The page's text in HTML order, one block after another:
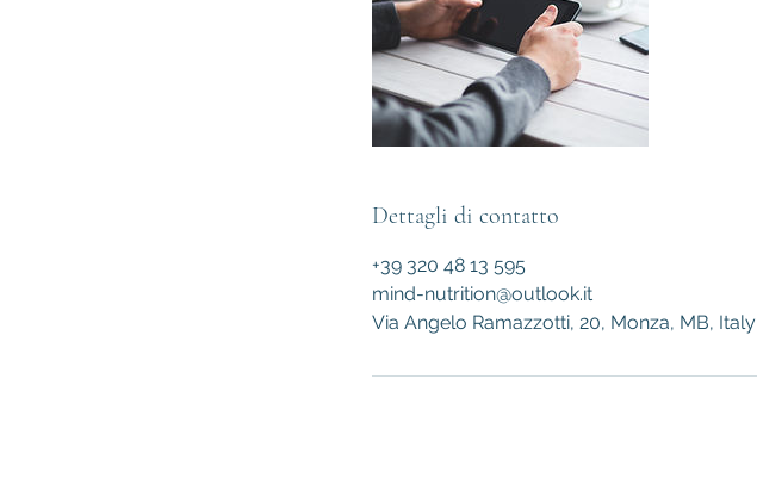
Dettagli di contatto
+39 320 48 13 595
mind-nutrition@outlook.it
Via Angelo Ramazzotti, 20, Monza, MB, Italy